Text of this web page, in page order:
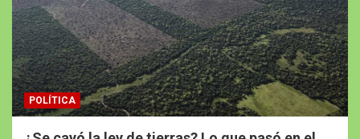
POLÍTICA